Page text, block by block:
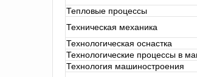
Тепловые процессы
Техническая механика
Технологическая оснастка
Технологические процессы в
Технология машиностроения